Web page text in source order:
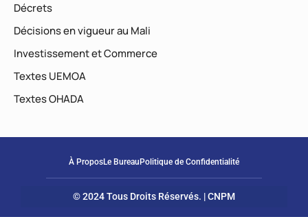
Décrets
Décisions en vigueur au Mali
Investissement et Commerce
Textes UEMOA
Textes OHADA
À ProposLe Bureau Politique de Confidentialité
© 2024 Tous Droits Réservés. | CNPM